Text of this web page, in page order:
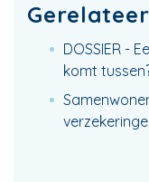
DOSSIER -
komt